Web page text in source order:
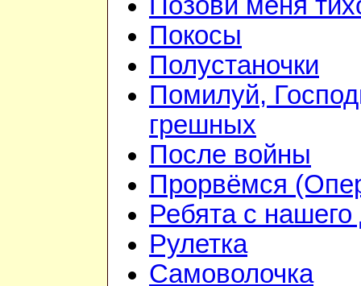
Позови меня
Покосы
Полустаночки
Помилуй,
грешных
После войны
Прорвёмся
Ребята с нашего
Рулетка
Самоволочка